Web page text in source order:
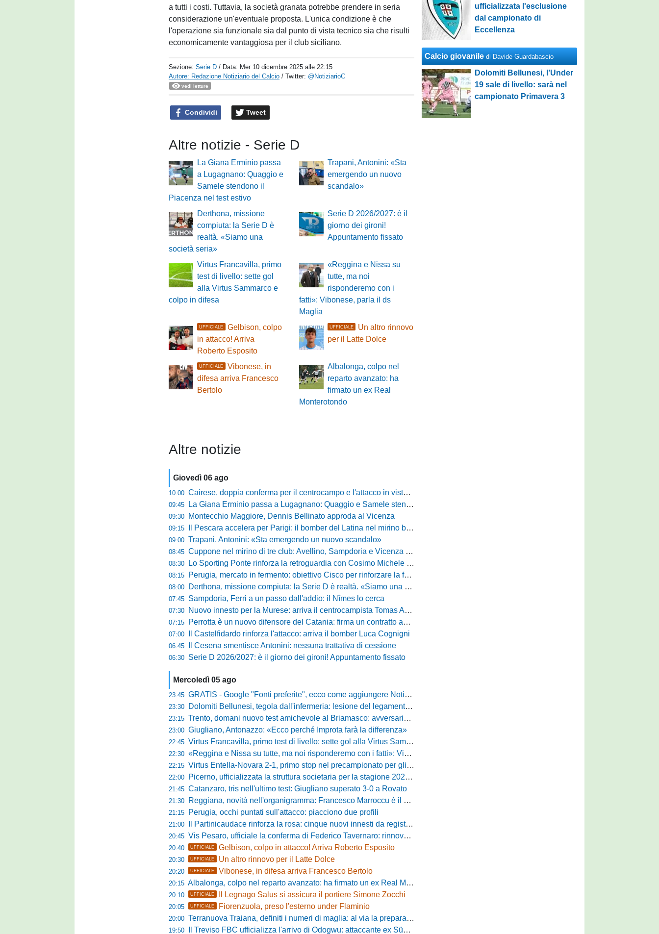
a tutti i costi. Tuttavia, la società granata potrebbe prendere in seria
considerazione un'eventuale proposta. L'unica condizione è che
l'operazione sia funzionale sia dal punto di vista tecnico sia che risulti
economicamente vantaggiosa per il club siciliano.
Sezione:Serie D / Data: Mer 10 dicembre 2025 alle 22:15
Autore: Redazione Notiziario del Calcio / Twitter: @NotiziarioC
vedi letture
Condividi Tweet
Altre notizie - Serie D
La Giana Erminio passa
a Lugagnano: Quaggio e
Samele stendono il
Piacenza nel test estivo
Trapani, Antonini: «Sta
emergendo un nuovo
scandalo»
Derthona, missione
compiuta: la Serie D è
realtà. «Siamo una
società seria»
Serie D 2026/2027: è il
giorno dei gironi!
Appuntamento fissato
Virtus Francavilla, primo
test di livello: sette gol
alla Virtus Sammarco e
colpo in difesa
«Reggina e Nissa su
tutte, ma noi
risponderemo con i
fatti»: Vibonese, parla il ds
Maglia
UFFICIALE
Gelbison, colpo
in attacco! Arriva
Roberto Esposito
UFFICIALE
Un altro rinnovo
per il Latte Dolce
UFFICIALE
Vibonese, in
difesa arriva Francesco
Bertolo
Albalonga, colpo nel
reparto avanzato: ha
firmato un ex Real
Monterotondo
Altre notizie
Giovedì 06 ago
10:00 Cairese, doppia conferma per il centrocampo e l'attacco in vista della prossima Eccellenza
09:45 La Giana Erminio passa a Lugagnano: Quaggio e Samele stendono il Piacenza nel test estivo
09:30 Montecchio Maggiore, Dennis Bellinato approda al Vicenza
09:15 Il Pescara accelera per Parigi: il bomber del Latina nel mirino biancazzurro
09:00 Trapani, Antonini: «Sta emergendo un nuovo scandalo»
08:45 Cuppone nel mirino di tre club: Avellino, Sampdoria e Vicenza sull'attaccante dell'Entella
08:30 Lo Sporting Ponte rinforza la retroguardia con Cosimo Michele Rotondi
08:15 Perugia, mercato in fermento: obiettivo Cisco per rinforzare la fascia
08:00 Derthona, missione compiuta: la Serie D è realtà. «Siamo una società seria»
07:45 Sampdoria, Ferri a un passo dall'addio: il Nîmes lo cerca
07:30 Nuovo innesto per la Murese: arriva il centrocampista Tomas Acosta
07:15 Perrotta è un nuovo difensore del Catania: firma un contratto annuale
07:00 Il Castelfidardo rinforza l'attacco: arriva il bomber Luca Cognigni
06:45 Il Cesena smentisce Antonini: nessuna trattativa di cessione
06:30 Serie D 2026/2027: è il giorno dei gironi! Appuntamento fissato
Mercoledì 05 ago
23:45 GRATIS - Google "Fonti preferite", ecco come aggiungere NotiziarioCalcio alle tue notizie
23:30 Dolomiti Bellunesi, tegola dall'infermeria: lesione del legamento crociato per Nicola Masut
23:15 Trento, domani nuovo test amichevole al Briamasco: avversaria la Roma Under 20
23:00 Giugliano, Antonazzo: «Ecco perché Improta farà la differenza»
22:45 Virtus Francavilla, primo test di livello: sette gol alla Virtus Sammarco e colpo in difesa
22:30 «Reggina e Nissa su tutte, ma noi risponderemo con i fatti»: Vibonese, parla il ds Maglia
22:15 Virtus Entella-Novara 2-1, primo stop nel precampionato per gli azzurri: Forte ribalta Lartey nel finale
22:00 Picerno, ufficializzata la struttura societaria per la stagione 2026-2027
21:45 Catanzaro, tris nell'ultimo test: Giugliano superato 3-0 a Rovato
21:30 Reggiana, novità nell'organigramma: Francesco Marroccu è il nuovo DG dell'Area Tecnica
21:15 Perugia, occhi puntati sull'attacco: piacciono due profili
21:00 Il Partinicaudace rinforza la rosa: cinque nuovi innesti da registrare
20:45 Vis Pesaro, ufficiale la conferma di Federico Tavernaro: rinnovato il prestito dal Venezia
20:40 UFFICIALE Gelbison, colpo in attacco! Arriva Roberto Esposito
20:30 UFFICIALE Un altro rinnovo per il Latte Dolce
20:20 UFFICIALE Vibonese, in difesa arriva Francesco Bertolo
20:15 Albalonga, colpo nel reparto avanzato: ha firmato un ex Real Monterotondo
20:10 UFFICIALE Il Legnago Salus si assicura il portiere Simone Zocchi
20:05 UFFICIALE Fiorenzuola, preso l'esterno under Flaminio
20:00 Terranuova Traiana, definiti i numeri di maglia: al via la preparazione e la sfida con il Grosseto
19:50 Il Treviso FBC ufficializza l'arrivo di Odogwu: attaccante ex Südtirol
ufficializzata l'esclusione
dal campionato di
Eccellenza
Calcio giovanile di Davide Guardabascio
Dolomiti Bellunesi, l’Under
19 sale di livello: sarà nel
campionato Primavera 3